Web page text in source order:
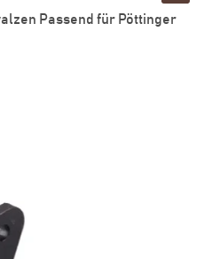
Passend für Pöttinger